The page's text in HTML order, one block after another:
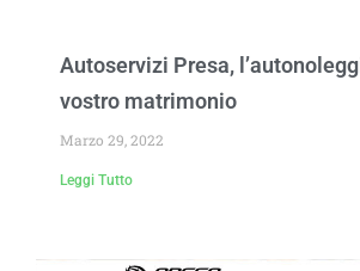
Autoservizi Presa,
vostro matrimonio
Marzo 29, 2022
Leggi Tutto